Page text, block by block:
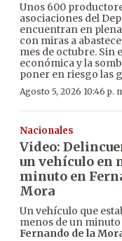
Unos 600
asociaciones del
encuentran en
con miras a
mes de octubre.
económica y la
poner en riesgo las
Agosto 5, 2026 10:46 p.
Nacionales
Video:
un vehículo en
minuto en
Mora
Un vehículo que
menos de un
Fernando de la